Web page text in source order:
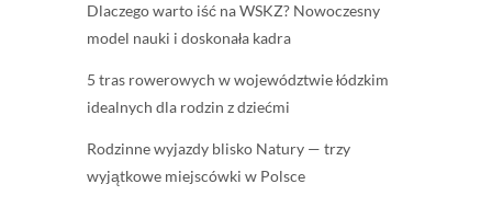
Dlaczego warto iść na WSKZ? Nowoczesny
model nauki i doskonała kadra
5 tras rowerowych w województwie łódzkim
idealnych dla rodzin z dziećmi
Rodzinne wyjazdy blisko Natury — trzy
wyjątkowe miejscówki w Polsce